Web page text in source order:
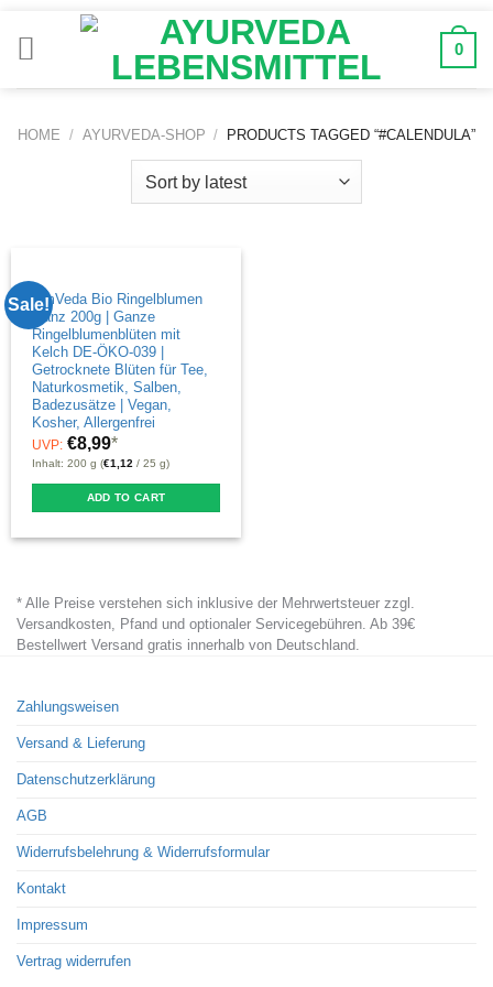
Inhalt
0
HOME / AYURVEDA-SHOP / PRODUCTS TAGGED “#CALENDULA”
Sale!OmVeda Bio Ringelblumen
Ganz 200g | Ganze
Ringelblumenblüten mit
Kelch DE-ÖKO-039 |
Getrocknete Blüten für Tee,
Naturkosmetik, Salben,
Badezusätze | Vegan,
Kosher, Allergenfrei
UVP: €8,99*
Inhalt: 200 g (€1,12 / 25 g)
ADD TO CART
* Alle Preise verstehen sich inklusive der Mehrwertsteuer zzgl.
Versandkosten, Pfand und optionaler Servicegebühren. Ab 39€
Bestellwert Versand gratis innerhalb von Deutschland.
Zahlungsweisen
Versand & Lieferung
Datenschutzerklärung
AGB
Widerrufsbelehrung & Widerrufsformular
Kontakt
Impressum
Vertrag widerrufen